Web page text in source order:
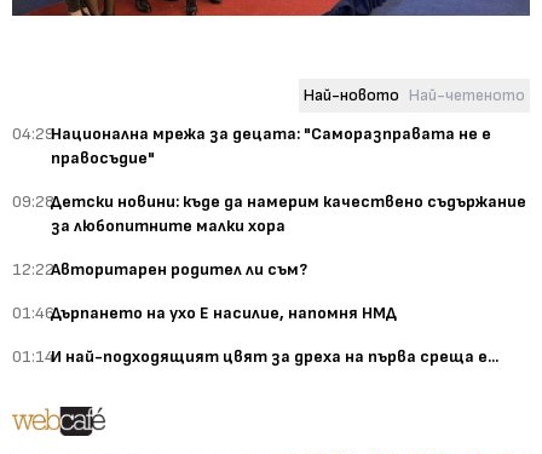
Най-новото Най-четеното
04:29Национална мрежа за децата: "Саморазправата не е
правосъдие"
09:28Детски новини: къде да намерим качествено съдържание
за любопитните малки хора
12:22Авторитарен родител ли съм?
01:46Дърпането на ухо Е насилие, напомня НМД
01:14И най-подходящият цвят за дреха на първа среща е...